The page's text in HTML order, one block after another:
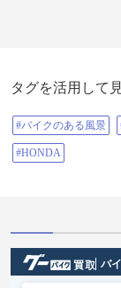
タグを活用して
#バイクのある風景
#HONDA
バ